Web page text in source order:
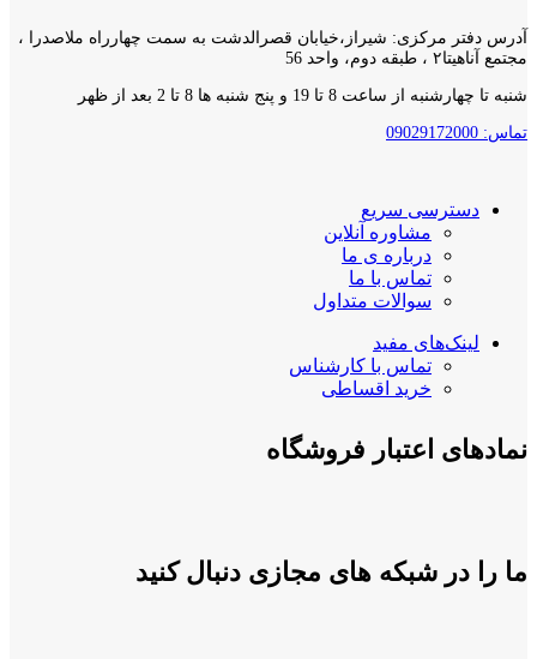
آدرس دفتر مرکزی: شیراز،خیابان قصرالدشت به سمت چهارراه ملاصدرا ،
مجتمع آناهیتا۲ ، طبقه دوم، واحد 56
شنبه تا چهارشنبه از ساعت 8 تا 19 و پنج شنبه ها 8 تا 2 بعد از ظهر
تماس: 09029172000
دسترسی سریع
مشاوره آنلاین
درباره ی ما
تماس با ما
سوالات متداول
لینک‌های مفید
تماس با کارشناس
خرید اقساطی
نمادهای اعتبار فروشگاه
ما را در شبکه های مجازی دنبال کنید